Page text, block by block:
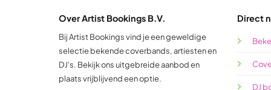
Over Artist Bookings B.V.
Bij Artist Bookings vind je een geweldige
selectie bekende coverbands, artiesten en
DJ's. Bekijk ons uitgebreide aanbod en
plaats vrijblijvend een optie.
Direct
DJ